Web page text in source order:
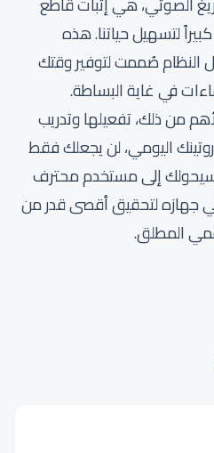
لتسهيل حياتنا. هذه
النظام صُممت لتوفير وقتك
في غاية البساطة.
من ذلك، تفعيلها وتدريب
اليومي، لن يجعلك فقط
إلى مستخدم محترف
جهازه لتحقيق أقصى قدر من
المطلق.